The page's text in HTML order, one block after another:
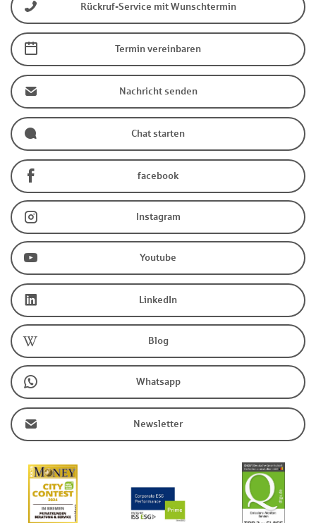
Rückruf-Service mit Wunschtermin
Termin vereinbaren
Nachricht senden
Chat starten
facebook
Instagram
Youtube
LinkedIn
Blog
Whatsapp
Newsletter